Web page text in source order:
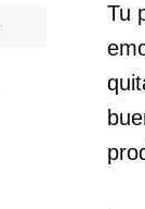
Tu